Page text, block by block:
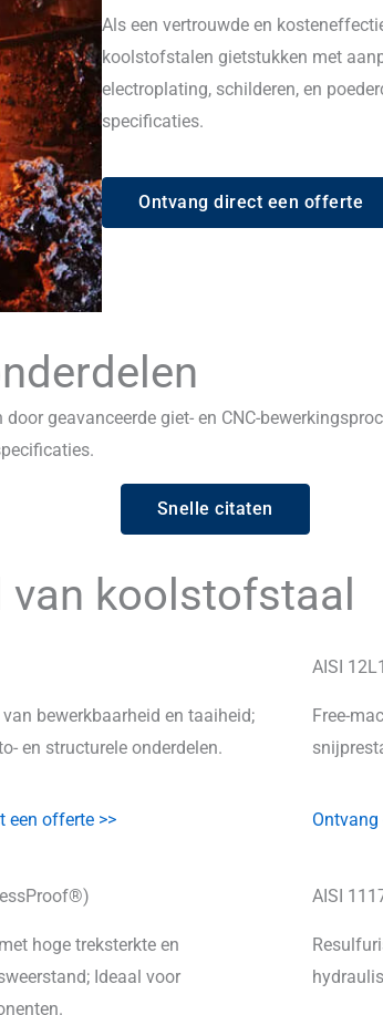
Als een vertrouwde en
koolstofstalen gietstukken met
electroplating, schilderen, en
specificaties.
Ontvang direct een offerte
geavanceerde giet- en CNC-
Snelle citaten
koolstofstaal
bewerkbaarheid en taaiheid;
en structurele onderdelen.
een offerte >>
AISI
Free-
Ontvang
hoge treksterkte en
Ideaal voor
AISI